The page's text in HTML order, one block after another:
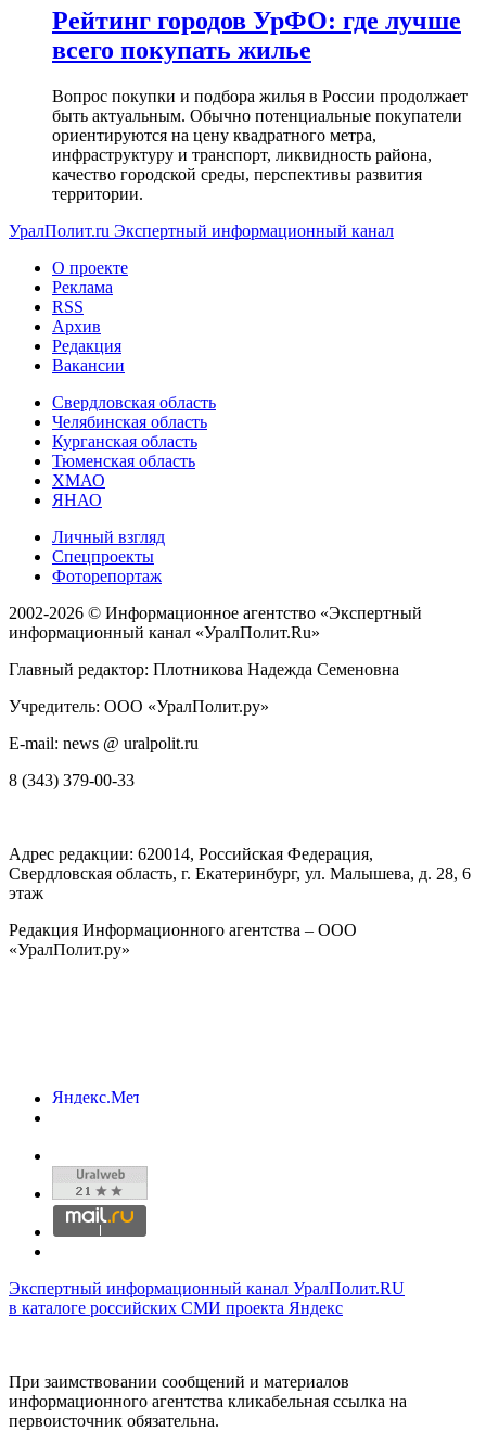
Рейтинг городов УрФО: где лучше
всего покупать жилье
Вопрос покупки и подбора жилья в России продолжает
быть актуальным. Обычно потенциальные покупатели
ориентируются на цену квадратного метра,
инфраструктуру и транспорт, ликвидность района,
качество городской среды, перспективы развития
территории.
УралПолит.ru Экспертный информационный канал
О проекте
Реклама
RSS
Архив
Редакция
Вакансии
Свердловская область
Челябинская область
Курганская область
Тюменская область
ХМАО
ЯНАО
Личный взгляд
Спецпроекты
Фоторепортаж
2002-2026 © Информационное агентство «Экспертный
информационный канал «УралПолит.Ru»
Главный редактор: Плотникова Надежда Семеновна
Учредитель: ООО «УралПолит.ру»
E-mail: news @ uralpolit.ru
8 (343) 379-00-33
Адрес редакции: 620014, Российская Федерация,
Свердловская область, г. Екатеринбург, ул. Малышева, д. 28, 6
этаж
Редакция Информационного агентства – ООО
«УралПолит.ру»
Экспертный информационный канал УралПолит.RU
в каталоге российских СМИ проекта Яндекс
При заимствовании сообщений и материалов
информационного агентства кликабельная ссылка на
первоисточник обязательна.